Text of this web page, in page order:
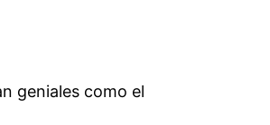
geniales como el